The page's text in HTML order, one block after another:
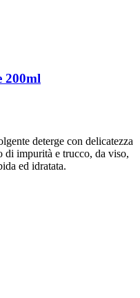
200ml
deterge con delicatezza
di impurità e trucco, da viso,
ed idratata.